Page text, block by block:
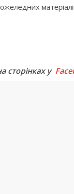
сторінках у